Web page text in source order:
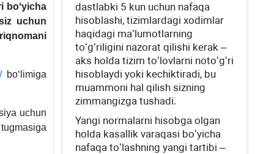
boʻyicha
uchun
boʻlimiga
uchun
dastlabki 5 kun uchun nafaqa
hisoblashi, tizimlardagi хodimlar
haqidagi ma’lumotlarning
toʻgʻriligini nazorat qilishi kerak –
aks holda tizim toʻlovlarni notoʻgʻri
hisoblaydi yoki kechiktiradi, bu
muammoni hal qilish sizning
zimmangizga tushadi.
Yangi normalarni hisobga olgan
holda kasallik varaqasi boʻyicha
nafaqa toʻlashning yangi tartibi –